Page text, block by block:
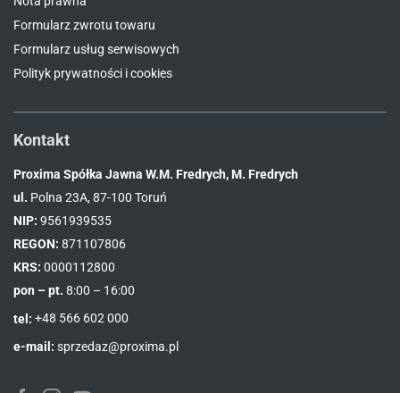
Formularz zwrotu towaru
Formularz usług serwisowych
Polityk prywatności i cookies
Kontakt
Proxima Spółka Jawna W.M. Fredrych, M. Fredrych
ul. Polna 23A, 87-100 Toruń
NIP: 9561939535
REGON: 871107806
KRS: 0000112800
pon – pt. 8:00 – 16:00
tel: +48 566 602 000
e-mail: sprzedaz@proxima.pl